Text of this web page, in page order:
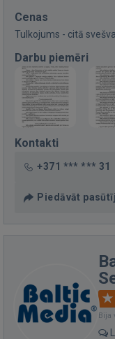
Cenas
Tulkojums - citā
Darbu piemēri
Kontakti
+371 *** *** 31
Piedāvāt
Bija